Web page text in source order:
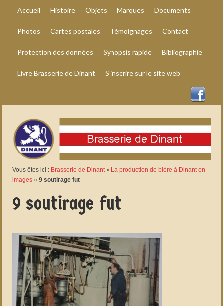
Accueil Histoire Objets Marques Documents
Photos Cartes postales Témoignages Contact
Protection des données Synopsis rapide Bibliographie
Livre Brasserie de Dinant S’inscrire sur le site web
Vous êtes ici : Brasserie de Dinant» La production de bière à Dinant en
images » 9 soutirage fut
9 soutirage fut